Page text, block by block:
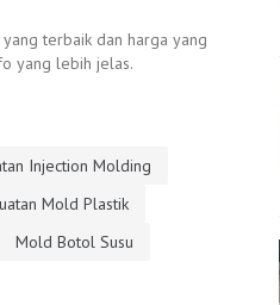
terbaik dan harga yang
yang lebih jelas.
Injection Molding
Mold Plastik
Mold Botol Susu